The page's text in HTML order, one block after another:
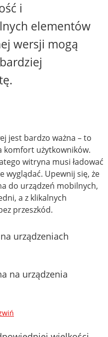
i
elementów
wersji mogą
jest bardzo ważna – to
komfort użytkowników.
witryna musi ładować
wyglądać. Upewnij się, że
do urządzeń mobilnych,
a z klikalnych
przeszkód.
urządzeniach
na urządzenia